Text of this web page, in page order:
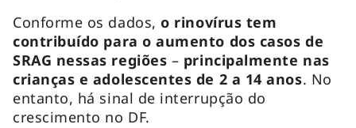
Conforme os dados,o rinovírus tem
contribuído para o aumento dos casos de
SRAG nessas regiões – principalmente nas
crianças e adolescentes de 2 a 14 anos. No
entanto, há sinal de interrupção do
crescimento no DF.